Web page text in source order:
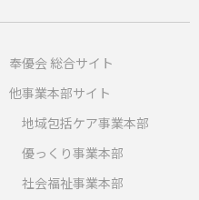
奉優会 総合サイト
他事業本部サイト
地域包括ケア事業本部
優っくり事業本部
社会福祉事業本部